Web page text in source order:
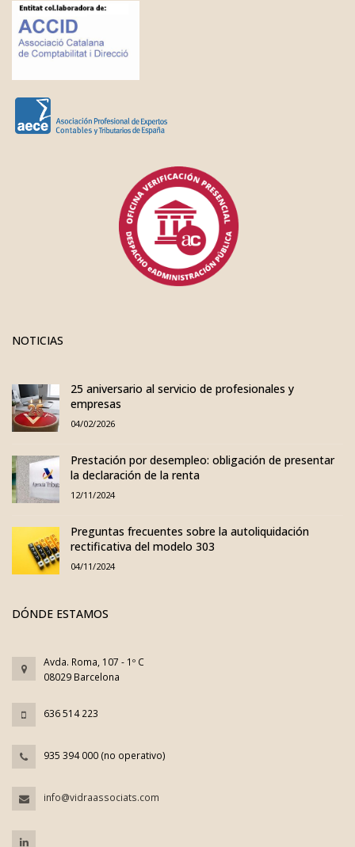
NOTICIAS
25 aniversario al servicio de profesionales y
empresas
04/02/2026
Prestación por desempleo: obligación de presentar
la declaración de la renta
12/11/2024
Preguntas frecuentes sobre la autoliquidación
rectificativa del modelo 303
04/11/2024
DÓNDE ESTAMOS
Avda. Roma, 107 - 1º C
08029 Barcelona
636 514 223
935 394 000 (no operativo)
info@vidraassociats.com